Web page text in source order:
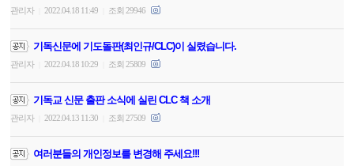
관리자 2022.04.18 11:49 조회 29946
기독신문에 기도돌판(최인규/CLC)이 실렸습니다.
관리자 2022.04.18 10:29 조회 25809
기독교 신문 출판 소식에 실린 CLC 책 소개
관리자 2022.04.13 11:30 조회 27509
여러분들의 개인정보를 변경해 주세요!!!